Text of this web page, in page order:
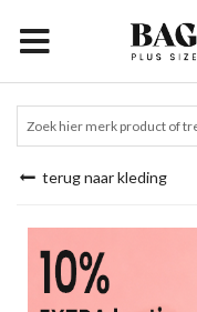
terug naar kleding